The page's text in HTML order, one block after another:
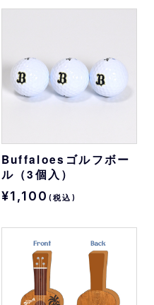
Buffaloesゴルフボー
ル（3個入）
¥1,100 (税込)